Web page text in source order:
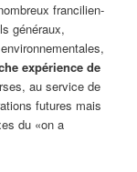
francilien-
généraux,
expérience de
au service de
futures mais
du «on a